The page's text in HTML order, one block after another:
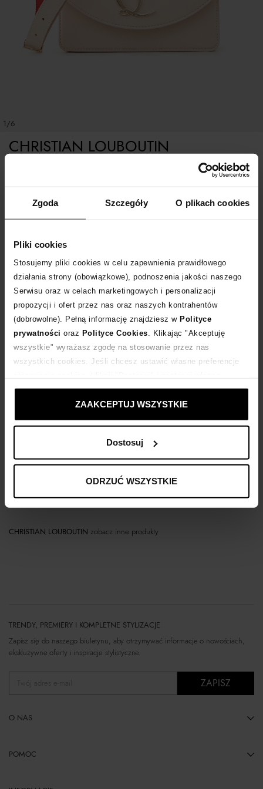
Zgoda Szczegóły O plikach cookies
Pliki cookies
Stosujemy pliki cookies w celu zapewnienia prawidłowego
działania strony (obowiązkowe), podnoszenia jakości naszego
Serwisu oraz w celach marketingowych i personalizacji
propozycji i ofert przez nas oraz naszych kontrahentów
(dobrowolne). Pełną informację znajdziesz w Polityce
prywatności oraz Polityce Cookies . Klikając "Akceptuję
wszystkie" wyrażasz zgodę na stosowanie przez nas
wszystkich cookies. Jeśli chcesz ustawić własne preferencje
ustawienia prywatności.
ZAAKCEPTUJ WSZYSTKIE
Dostosuj
ODRZUĆ WSZYSTKIE
1/6
CHRISTIAN LOUBOUTIN
POWIADOM O DOSTAWIE
Dostawa od 0 zł
14 dni na zwrot towaru
+1702 punktówzyskujesz w Klubie Korzyści Sprawdź
Kup teraz, Zapłać później!
Opis produktu
Materiał
CHRISTIAN LOUBOUTIN zobacz inne produkty
TRENDY, PREMIERY I KOMPLETNE STYLIZACJE
Zapisz się do naszego biuletynu, aby otrzymywać informacje o nowościach,
ekskluzywne oferty i inspiracje stylistyczne.
ZAPISZ
O NAS
POMOC